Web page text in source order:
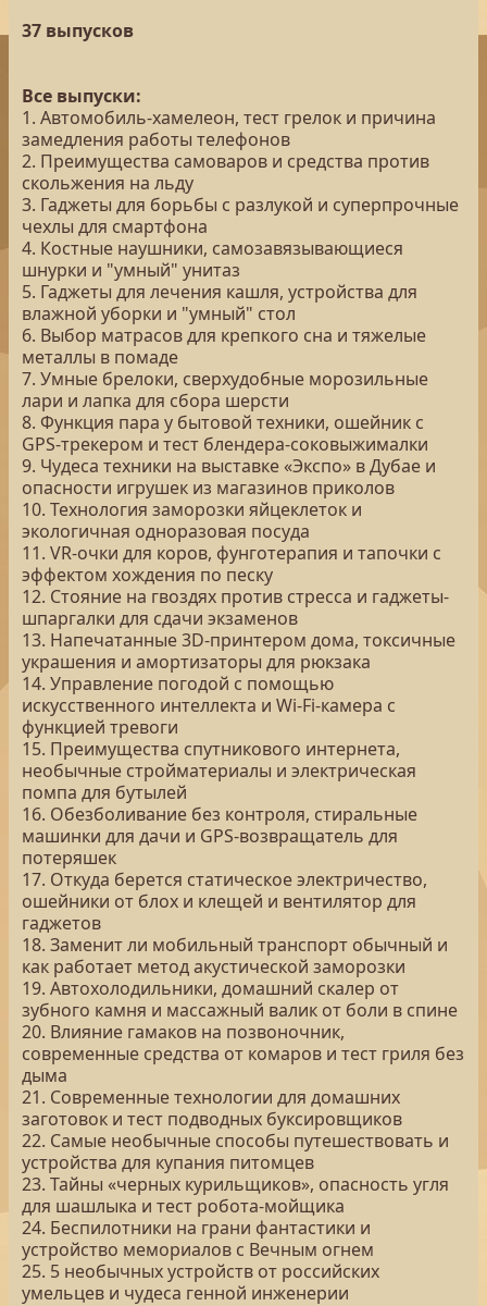
37 выпусков
Все выпуски:
1. Автомобиль-хамелеон, тест грелок и причина
замедления работы телефонов
2. Преимущества самоваров и средства против
скольжения на льду
3. Гаджеты для борьбы с разлукой и суперпрочные
чехлы для смартфона
4. Костные наушники, самозавязывающиеся
шнурки и "умный" унитаз
5. Гаджеты для лечения кашля, устройства для
влажной уборки и "умный" стол
6. Выбор матрасов для крепкого сна и тяжелые
металлы в помаде
7. Умные брелоки, сверхудобные морозильные
лари и лапка для сбора шерсти
8. Функция пара у бытовой техники, ошейник с
GPS-трекером и тест блендера-соковыжималки
9. Чудеса техники на выставке «Экспо» в Дубае и
опасности игрушек из магазинов приколов
10. Технология заморозки яйцеклеток и
экологичная одноразовая посуда
11. VR-очки для коров, фунготерапия и тапочки с
эффектом хождения по песку
12. Стояние на гвоздях против стресса и гаджеты-
шпаргалки для сдачи экзаменов
13. Напечатанные 3D-принтером дома, токсичные
украшения и амортизаторы для рюкзака
14. Управление погодой с помощью
искусственного интеллекта и Wi-Fi-камера с
функцией тревоги
15. Преимущества спутникового интернета,
необычные стройматериалы и электрическая
помпа для бутылей
16. Обезболивание без контроля, стиральные
машинки для дачи и GPS-возвращатель для
потеряшек
17. Откуда берется статическое электричество,
ошейники от блох и клещей и вентилятор для
гаджетов
18. Заменит ли мобильный транспорт обычный и
как работает метод акустической заморозки
19. Автохолодильники, домашний скалер от
зубного камня и массажный валик от боли в спине
20. Влияние гамаков на позвоночник,
современные средства от комаров и тест гриля без
дыма
21. Современные технологии для домашних
заготовок и тест подводных буксировщиков
22. Самые необычные способы путешествовать и
устройства для купания питомцев
23. Тайны «черных курильщиков», опасность угля
для шашлыка и тест робота-мойщика
24. Беспилотники на грани фантастики и
устройство мемориалов с Вечным огнем
25. 5 необычных устройств от российских
умельцев и чудеса генной инженерии